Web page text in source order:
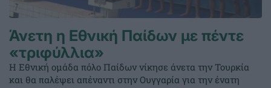
Άνετη η Εθνική Παίδων με πέντε
«τριφύλλια»
Η Εθνική ομάδα πόλο Παίδων νίκησε άνετα την Τουρκία
και θα παλέψει απέναντι στην Ουγγαρία για την ένατη